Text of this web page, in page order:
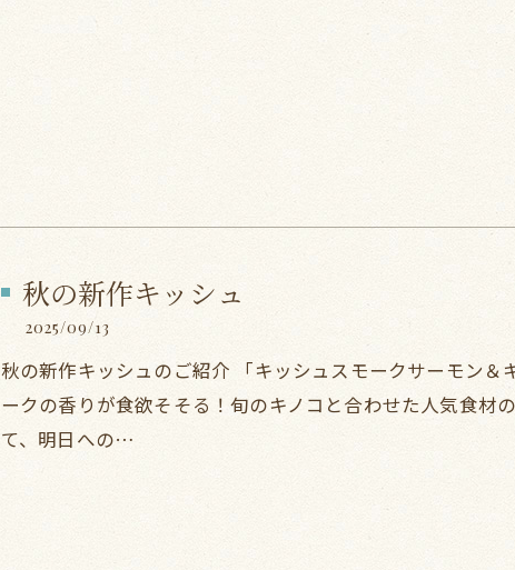
秋の新作キッシュ
2025/09/13
秋の新作キッシュのご紹介 「キッシュスモークサーモン＆
ークの香りが食欲そそる！旬のキノコと合わせた人気食
て、明日への…